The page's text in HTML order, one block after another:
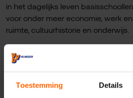
Toestemming Details
in het dagelijks leven
voor onder meer economie, werk
ruimte, cultuurhistorie en onderwijs.
Aan de slag voor een
Nijmegen
De komende jaren kunnen
VVD rekenen. Wij blijven werken